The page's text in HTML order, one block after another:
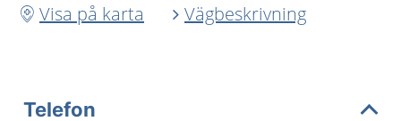
Visa på karta
Vägbeskrivning
Telefon